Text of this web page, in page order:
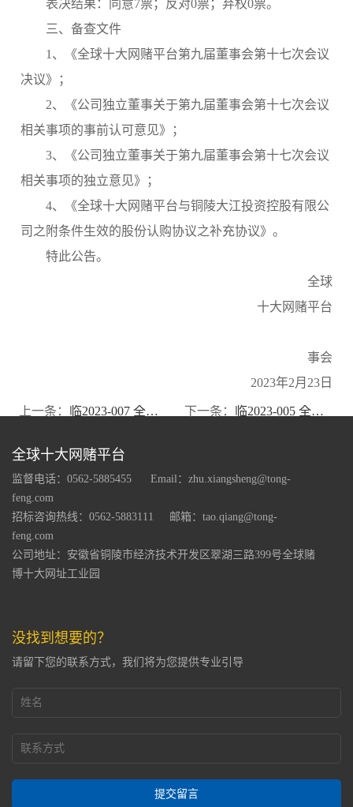
表决结果：同意7票；反对0票；弃权0票。
三、备查文件
1、《全球十大网赌平台第九届董事会第十七次会议
决议》；
2、《公司独立董事关于第九届董事会第十七次会议
相关事项的事前认可意见》；
3、《公司独立董事关于第九届董事会第十七次会议
相关事项的独立意见》；
4、《全球十大网赌平台与铜陵大江投资控股有限公
司之附条件生效的股份认购协议之补充协议》。
特此公告。
全球
十大网赌平台
事会
2023年2月23日
上一条： 临2023-007 全球十大网赌平台 第九监事会第十四会议决议公告 下一条： 临2023-005 全球十大网赌平台 关于控股股东承诺特定期间不减持股份的公告
全球十大网赌平台
监督电话：0562-5885455 Email： zhu.xiangsheng@tong-
feng.com
招标咨询热线：0562-5883111
邮箱： tao.qiang@tong-
feng.com
公司地址：安徽省铜陵市经济技术开发区翠湖三路399号全球赌
博十大网址工业园
没找到想要的？
请留下您的联系方式，我们将为您提供专业引导
提交留言